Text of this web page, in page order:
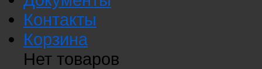
Контакты
Корзина
Нет товаров